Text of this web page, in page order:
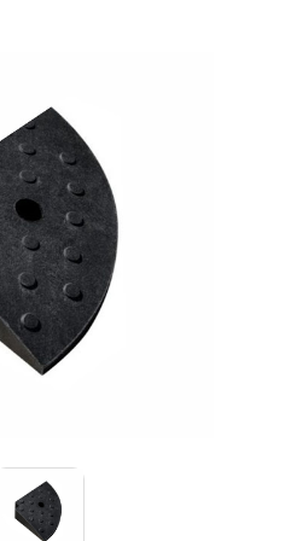
внутренней подсветкой
знаки
знаки
(Стойки)
на солнечной
Выбрать